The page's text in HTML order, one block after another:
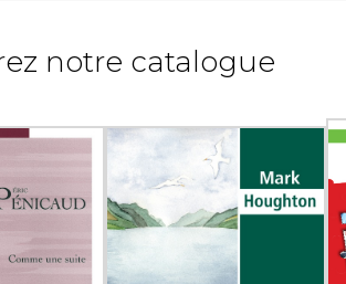
notre catalogue